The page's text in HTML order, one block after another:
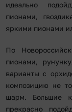
идеально
пионами,
яркими пионами
По
пионами,
варианты с
композицию не
шарм. Большие
прекрасно